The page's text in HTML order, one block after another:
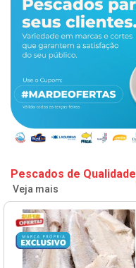
Pescados de Qualidade
Veja mais